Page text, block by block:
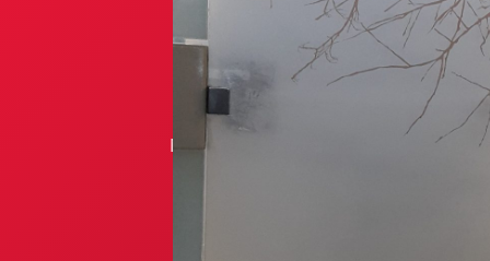
Prêt à
Nos experts sont à votre